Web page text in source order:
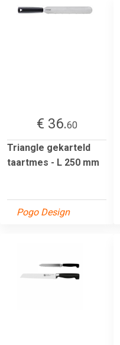
€ 36.60
Triangle gekarteld
taartmes - L 250 mm
Pogo Design